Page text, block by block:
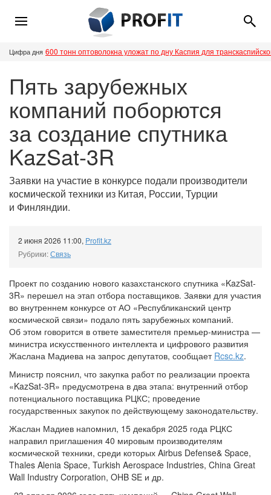
Цифра дня 600 тонн оптоволокна уложат по дну Каспия для
Пять зарубежных
компаний поборются
за создание спутника
KazSat-3R
Заявки на участие в конкурсе подали производители
космической техники из Китая, России, Турции
и Финляндии.
2 июня 2026 11:00, Profit.kz
Рубрики:Связь
Проект по созданию нового казахстанского спутника «KazSat-
3R» перешел на этап отбора поставщиков. Заявки для участия
во внутреннем конкурсе от АО «Республиканский центр
космической связи» подало пять зарубежных компаний.
Об этом говорится в ответе заместителя премьер-министра —
министра искусственного интеллекта и цифрового развития
Жаслана Мадиева на запрос депутатов, сообщает Rcsc.kz.
Министр пояснил, что закупка работ по реализации проекта
«KazSat-3R» предусмотрена в два этапа: внутренний отбор
потенциального поставщика РЦКС; проведение
государственных закупок по действующему законодательству.
Жаслан Мадиев напомнил, 15 декабря 2025 года РЦКС
направил приглашения 40 мировым производителям
космической техники, среди которых Airbus Defense& Space,
Thales Alenia Space, Turkish Aerospace Industries, China Great
Wall Industry Corporation, OHB SE и др.